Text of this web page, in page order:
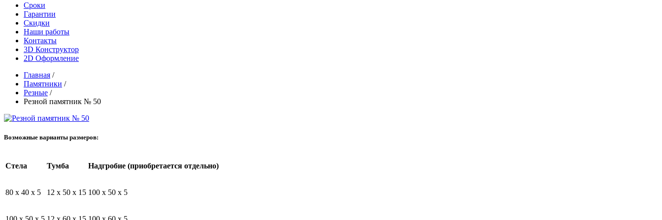
Сроки
Гарантии
Скидки
Наши работы
Контакты
3D Конструктор
2D Оформление
Главная /
Памятники /
Резные /
Резной памятник № 50
Возможные варианты размеров:
Стела Тумба Надгробие (приобретается отдельно)
80 x 40 x 5 12 x 50 x 15 100 x 50 x 5